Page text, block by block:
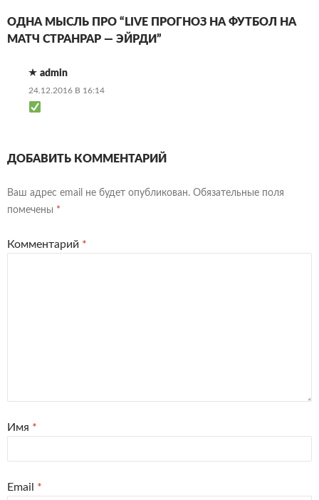
ОДНА МЫСЛЬ ПРО “LIVE ПРОГНОЗ НА ФУТБОЛ НА
МАТЧ СТРАНРАР — ЭЙРДИ”
admin
24.12.2016 В 16:14
ДОБАВИТЬ КОММЕНТАРИЙ
Ваш адрес email не будет опубликован. Обязательные поля
помечены *
Комментарий *
Имя *
Email *